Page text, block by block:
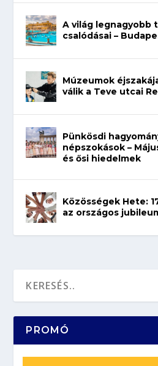
A világ legnagyobb
csalódásai –
Múzeumok
válik a Teve utcai
Pünkösdi
népszokások –
és ősi hiedelmek
Közösségek Hete:
az országos
PROMÓ